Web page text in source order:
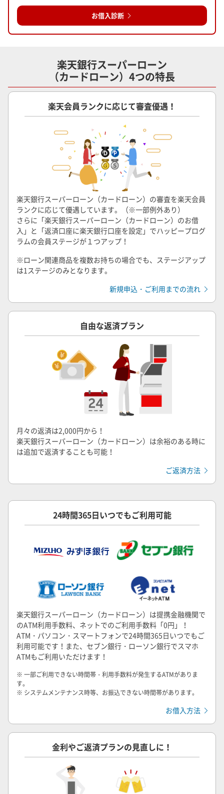
お借入診断
楽天銀行スーパーローン
（カードローン）4つの特長
楽天会員ランクに応じて審査優遇！
楽天銀行スーパーローン（カードローン）の審査を楽天会員
ランクに応じて優遇しています。（※一部例外あり）
さらに「楽天銀行スーパーローン（カードローン）のお借
入」と「返済口座に楽天銀行口座を設定」でハッピープログ
ラムの会員ステージが１つアップ！
※ローン関連商品を複数お持ちの場合でも、ステージアップ
は1ステージのみとなります。
新規申込・ご利用までの流れ
自由な返済プラン
月々の返済は2,000円から！
楽天銀行スーパーローン（カードローン）は余裕のある時に
は追加で返済することも可能！
ご返済方法
24時間365日いつでもご利用可能
楽天銀行スーパーローン（カードローン）は提携金融機関で
のATM利用手数料、ネットでのご利用手数料「0円」！
ATM・パソコン・スマートフォンで24時間365日いつでもご
利用可能です！また、セブン銀行・ローソン銀行でスマホ
ATMもご利用いただけます！
※ 一部ご利用できない時間帯・利用手数料が発生するATMがありま
す。
※ システムメンテナンス時等、お振込できない時間帯があります。
お借入方法
金利やご返済プランの見直しに！